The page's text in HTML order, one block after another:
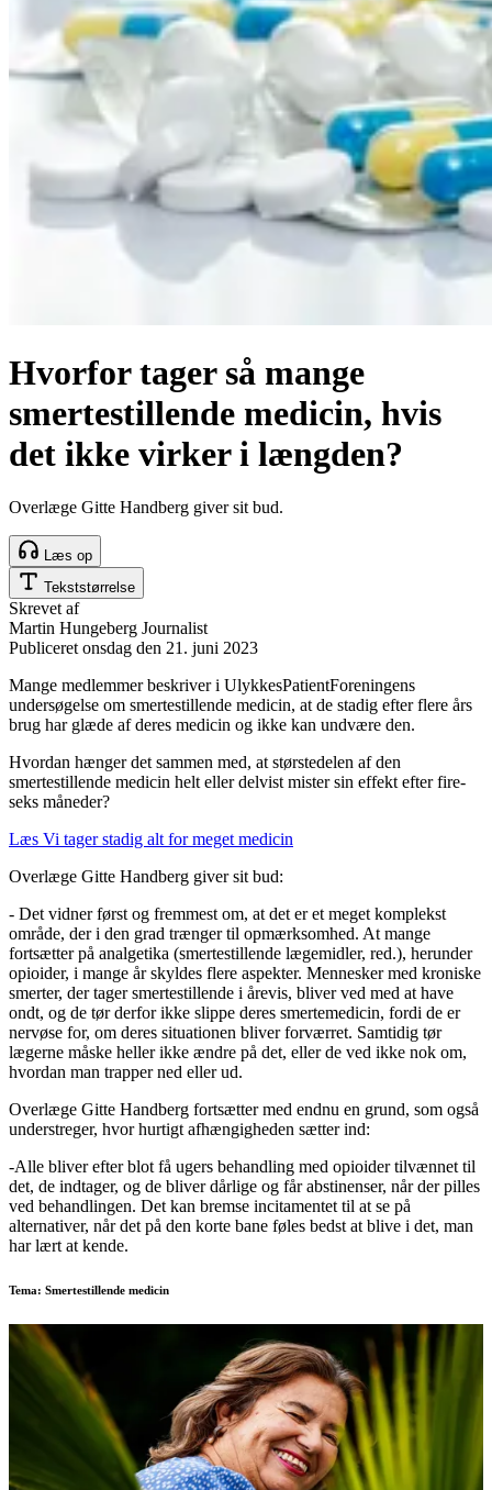
Hvorfor tager så mange
smertestillende medicin, hvis
det ikke virker i længden?
Overlæge Gitte Handberg giver sit bud.
Læs op
Tekststørrelse
Skrevet af
Martin Hungeberg Journalist
Publiceret onsdag den 21. juni 2023
Mange medlemmer beskriver i UlykkesPatientForeningens
undersøgelse om smertestillende medicin, at de stadig efter flere års
brug har glæde af deres medicin og ikke kan undvære den.
Hvordan hænger det sammen med, at størstedelen af den
smertestillende medicin helt eller delvist mister sin effekt efter fire-
seks måneder?
Læs Vi tager stadig alt for meget medicin
Overlæge Gitte Handberg giver sit bud:
- Det vidner først og fremmest om, at det er et meget komplekst
område, der i den grad trænger til opmærksomhed. At mange
fortsætter på analgetika (smertestillende lægemidler, red.), herunder
opioider, i mange år skyldes flere aspekter. Mennesker med kroniske
smerter, der tager smertestillende i årevis, bliver ved med at have
ondt, og de tør derfor ikke slippe deres smertemedicin, fordi de er
nervøse for, om deres situationen bliver forværret. Samtidig tør
lægerne måske heller ikke ændre på det, eller de ved ikke nok om,
hvordan man trapper ned eller ud.
Overlæge Gitte Handberg fortsætter med endnu en grund, som også
understreger, hvor hurtigt afhængigheden sætter ind:
-Alle bliver efter blot få ugers behandling med opioider tilvænnet til
det, de indtager, og de bliver dårlige og får abstinenser, når der pilles
ved behandlingen. Det kan bremse incitamentet til at se på
alternativer, når det på den korte bane føles bedst at blive i det, man
har lært at kende.
Tema: Smertestillende medicin